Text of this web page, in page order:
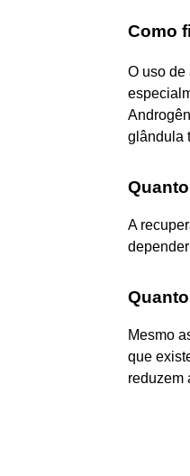
Como
O uso de
glândula
A
Mesmo
que
reduzem